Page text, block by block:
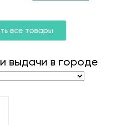
все товары
выдачи в городе